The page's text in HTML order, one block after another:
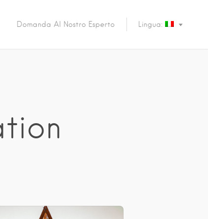
Domanda Al Nostro Esperto Lingua: